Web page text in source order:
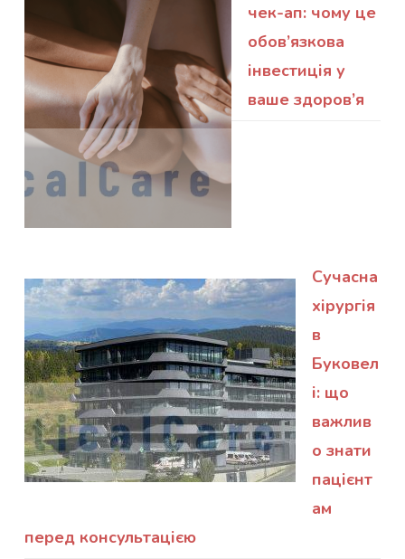
чек-ап: чому це
обов’язкова
інвестиція у
ваше здоров’я
Сучасна
хірургія
в
Буковел
і: що
важлив
о знати
пацієнт
ам
перед консультацією